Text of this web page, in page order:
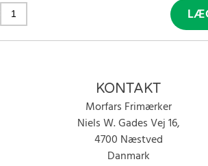
KONTAKT
Morfars Frimærker
Niels W. Gades Vej 16,
4700 Næstved
Danmark